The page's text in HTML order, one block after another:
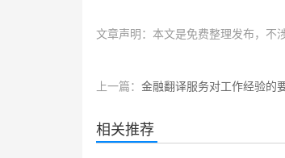
文章声明：本文是免费整理发布，不
上一篇： 金融翻译服务对工作经验的
相关推荐